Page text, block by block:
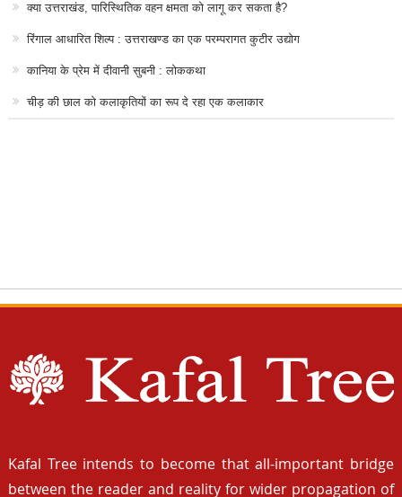
क्या उत्तराखंड, पारिस्थितिक वहन क्षमता को लागू कर सकता है?
रिंगाल आधारित शिल्प : उत्तराखण्ड का एक परम्परागत कुटीर उद्योग
कानिया के प्रेम में दीवानी सुबनी : लोककथा
चीड़ की छाल को कलाकृतियों का रूप दे रहा एक कलाकार
Kafal Tree intends to become that all-important bridge
between the reader and reality for wider propagation of